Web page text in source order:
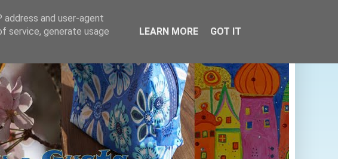
and user-agent
service, generate usage
LEARN MORE GOT IT